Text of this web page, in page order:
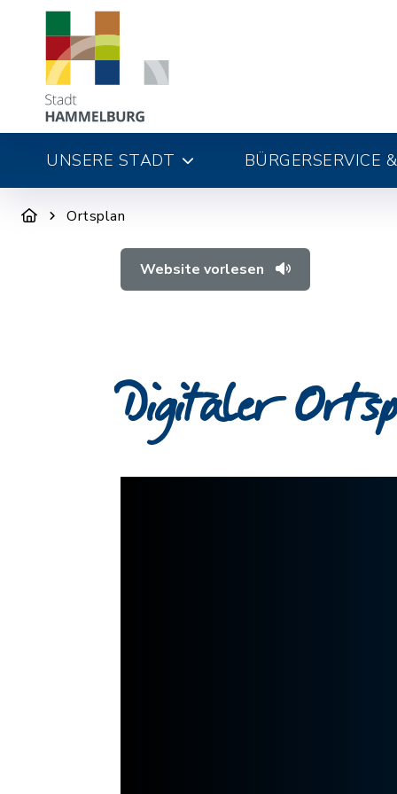
UNSERE STADT BÜRGERSERVICE
Ortsplan
Website vorlesen
Digitaler